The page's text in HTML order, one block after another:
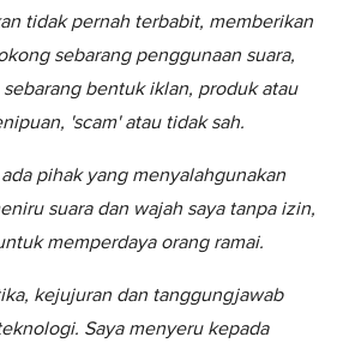
tidak pernah terbabit, memberikan
sebarang penggunaan suara,
bentuk iklan, produk atau
'scam' atau tidak sah.
pihak yang menyalahgunakan
suara dan wajah saya tanpa izin,
memperdaya orang ramai.
kejujuran dan tanggungjawab
Saya menyeru kepada